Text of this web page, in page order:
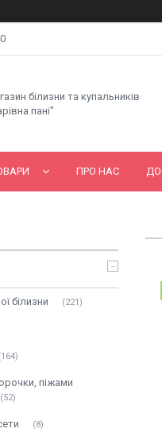
білизни та купальників
пані"
ПРО НАС
білизни 221
164
піжами
52
8